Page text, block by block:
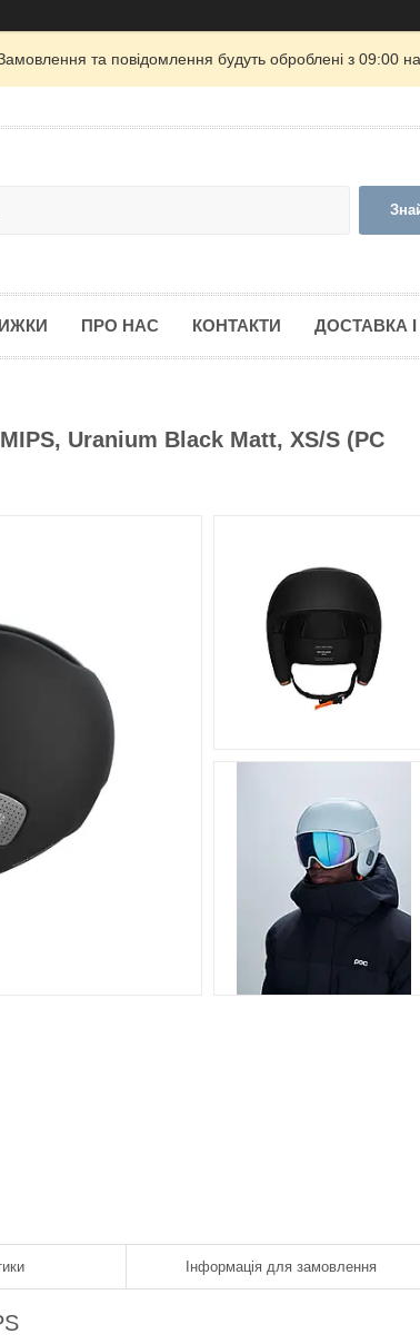
та повідомлення будуть оброблені з 09:00
ПРО НАС КОНТАКТИ ДОСТАВКА
Uranium Black Matt, XS/S (PC
Інформація для замовлення